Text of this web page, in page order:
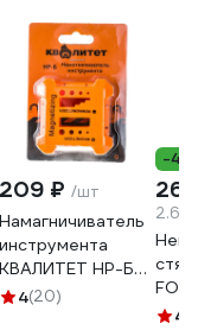
209 ₽ /шт
Намагничиватель
инструмента
КВАЛИТЕТ НР-Б
6656141
4(20)
-
2.69
4.4